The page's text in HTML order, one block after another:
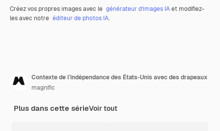
Créez vos propres images avec le générateur d’images IAet modifiez-
les avec notre éditeur de photos IA.
Contexte de l'indépendance des États-Unis avec des drapeaux
magnific
Plus dans cette sérieVoir tout